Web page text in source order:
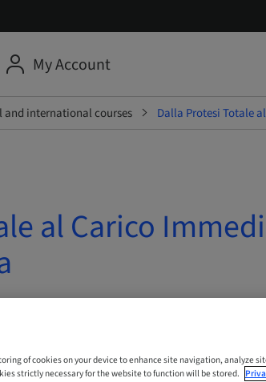
My Account
and international courses Dalla Protesi Totale
al Carico
| Roma, Italy
of cookies on your device to enhance site navigation, analyze
strictly necessary for the website to function will be stored.